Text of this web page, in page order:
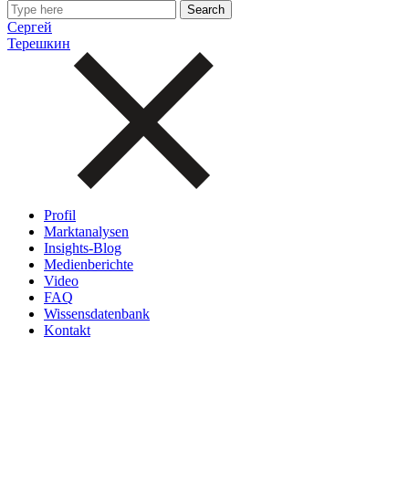
Сергей
Терешкин
Profil
Marktanalysen
Insights-Blog
Medienberichte
Video
FAQ
Wissensdatenbank
Kontakt